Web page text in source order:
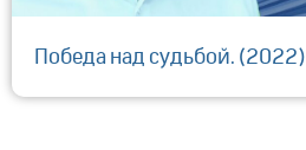
Победа над судьбой. (2022)